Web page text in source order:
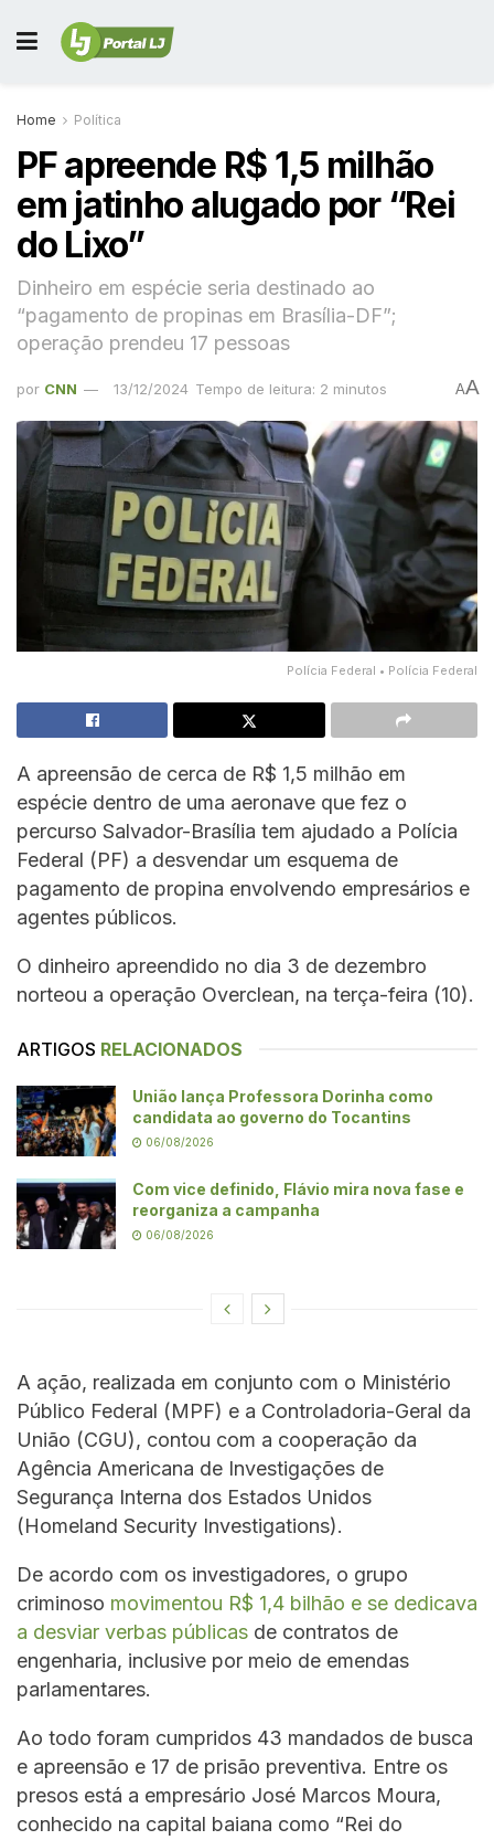
Home Política
PF apreende R$ 1,5 milhão
em jatinho alugado por “Rei
do Lixo”
Dinheiro em espécie seria destinado ao
“pagamento de propinas em Brasília-DF”;
operação prendeu 17 pessoas
por CNN 13/12/2024 Tempo de leitura: 2 minutos AA
Polícia Federal • Polícia Federal
A apreensão de cerca de R$ 1,5 milhão em
espécie dentro de uma aeronave que fez o
percurso Salvador-Brasília tem ajudado a Polícia
Federal (PF) a desvendar um esquema de
pagamento de propina envolvendo empresários e
agentes públicos.
O dinheiro apreendido no dia 3 de dezembro
norteou a operação Overclean, na terça-feira (10).
ARTIGOS RELACIONADOS
União lança Professora Dorinha como
candidata ao governo do Tocantins
06/08/2026
Com vice definido, Flávio mira nova fase e
reorganiza a campanha
06/08/2026
A ação, realizada em conjunto com o Ministério
Público Federal (MPF) e a Controladoria-Geral da
União (CGU), contou com a cooperação da
Agência Americana de Investigações de
Segurança Interna dos Estados Unidos
(Homeland Security Investigations).
De acordo com os investigadores, o grupo
criminoso movimentou R$ 1,4 bilhão e se dedicava
a desviar verbas públicas de contratos de
engenharia, inclusive por meio de emendas
parlamentares.
Ao todo foram cumpridos 43 mandados de busca
e apreensão e 17 de prisão preventiva. Entre os
presos está a empresário José Marcos Moura,
conhecido na capital baiana como “Rei do